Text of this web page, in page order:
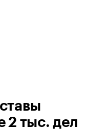
2 тыс. дел